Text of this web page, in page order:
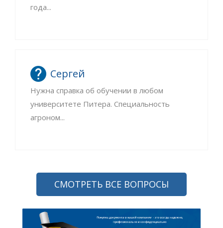
года...
Сергей
Нужна справка об обучении в любом
университете Питера. Специальность
агроном...
СМОТРЕТЬ ВСЕ ВОПРОСЫ